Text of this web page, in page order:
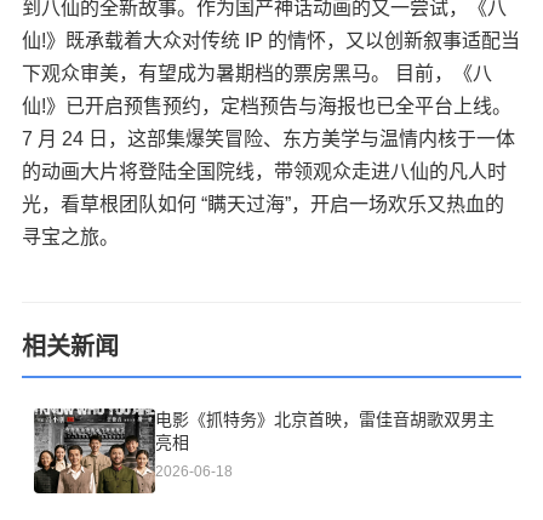
到八仙的全新故事。作为国产神话动画的又一尝试，《八
仙!》既承载着大众对传统 IP 的情怀，又以创新叙事适配当
下观众审美，有望成为暑期档的票房黑马。 目前，《八
仙!》已开启预售预约，定档预告与海报也已全平台上线。
7 月 24 日，这部集爆笑冒险、东方美学与温情内核于一体
的动画大片将登陆全国院线，带领观众走进八仙的凡人时
光，看草根团队如何 “瞒天过海”，开启一场欢乐又热血的
寻宝之旅。
相关新闻
电影《抓特务》北京首映，雷佳音胡歌双男主
亮相
2026-06-18